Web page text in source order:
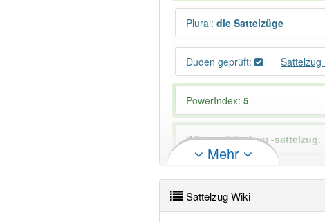
Plural: die Sattelzüge
Duden geprüft: Sattelzug
PowerIndex: 5
Wörter mit Endung -sattelzug:
89% unserer Spielapp-Nutzer
Mehr
Sattelzug Wiki